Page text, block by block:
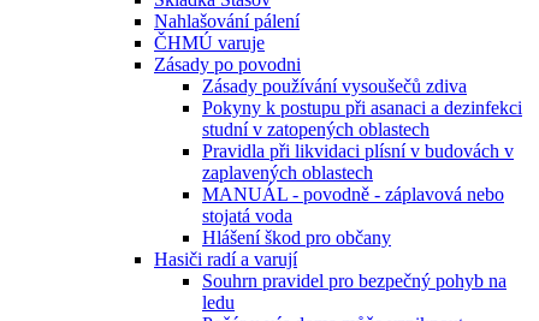
Nahlašování pálení
ČHMÚ varuje
Zásady po povodni
Zásady používání vysoušečů zdiva
Pokyny k postupu při asanaci a dezinfekci
studní v zatopených oblastech
Pravidla při likvidaci plísní v budovách v
zaplavených oblastech
MANUÁL - povodně - záplavová nebo
stojatá voda
Hlášení škod pro občany
Hasiči radí a varují
Souhrn pravidel pro bezpečný pohyb na
ledu